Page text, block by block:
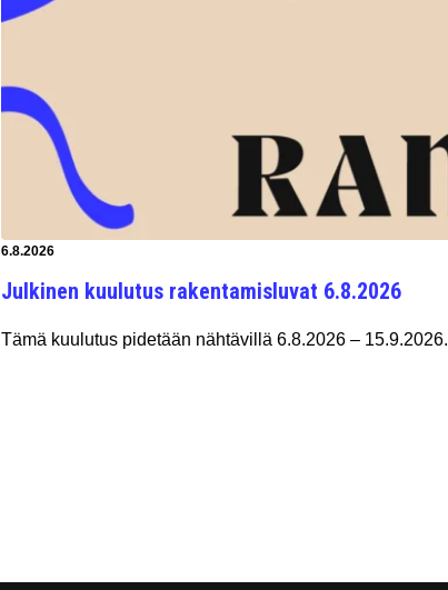
Artikkeli luotu:
6.8.2026
Julkinen kuulutus rakentamisluvat 6.8.2026
Tämä kuulutus pidetään nähtävillä 6.8.2026 – 15.9.2026.